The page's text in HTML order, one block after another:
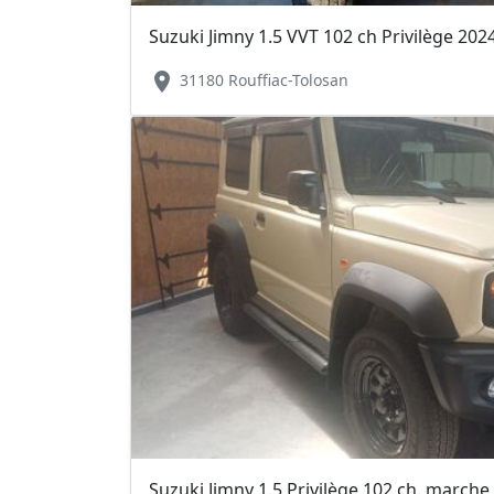
Suzuki Jimny 1.5 VVT 102 ch Privilège
location_on 31180 Rouffiac-Tolosan